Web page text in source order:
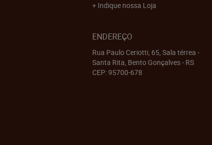
Indique nossa Loja
ENDEREÇO
Rua Paulo Ceriotti, 65, Sala térrea -
Santa Rita, Bento Gonçalves- RS
CEP: 95700-678